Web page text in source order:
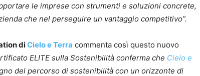
le imprese con strumenti e soluzioni concrete,
che nel perseguire un vantaggio competitivo”.
diCielo e Terra commenta così questo nuovo
ELITE sulla Sostenibilità conferma che Cielo e
del percorso di sostenibilità con un orizzonte di